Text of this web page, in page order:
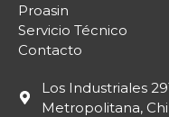
Proasin
Servicio Técnico
Contacto
Los Industriales
Metropolitana,